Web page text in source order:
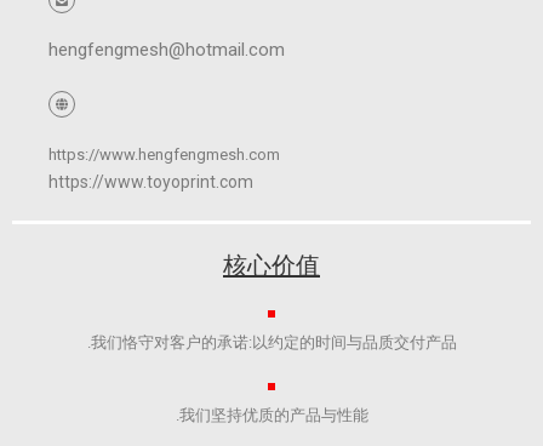
hengfengmesh@hotmail.com
https://www.hengfengmesh.com
https://www.toyoprint.com
核心价值
我们恪守对客户的承诺:以约定的时间与品质交付产品.​
我们坚持优质的产品与性能.​